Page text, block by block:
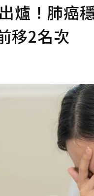
爐！肺癌
移2名次